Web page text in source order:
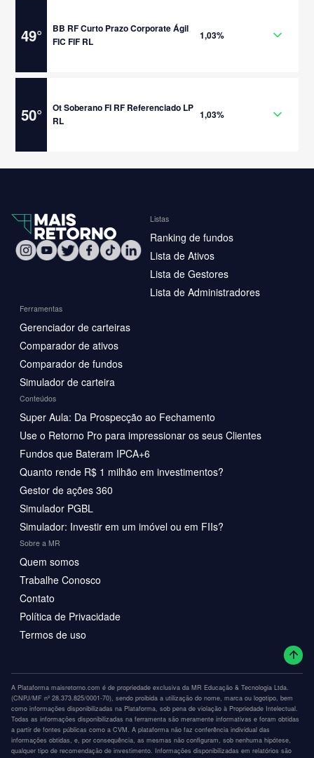
49°
BB RF Curto Prazo Corporate Ágil
FIC FIF RL
1,03%
50°
Ot Soberano FI RF Referenciado LP
RL
1,03%
Listas
Ranking de fundos
Lista de Ativos
Lista de Gestores
Lista de Administradores
Ferramentas
Gerenciador de carteiras
Comparador de ativos
Comparador de fundos
Simulador de carteira
Conteúdos
Super Aula: Da Prospecção ao Fechamento
Use o Retorno Pro para impressionar os seus Clientes
Fundos que Bateram IPCA+6
Quanto rende R$ 1 milhão em investimentos?
Gestor de ações 360
Simulador PGBL
Simulador: Investir em um imóvel ou em FIIs?
Sobre a MR
Quem somos
Trabalhe Conosco
Contato
Política de Privacidade
Termos de uso
A Plataforma maisretorno.com é de propriedade exclusiva da MR Educação & Tecnologia Ltda.
(CNPJ/MF nº 28.373.825/0001-70), sendo proibida a utilização do nome, marca ou logotipo, bem
como informações disponibilizadas na Plataforma, sob pena de violação à Propriedade Intelectual.
Todas as informações disponibilizadas na ferramenta são meramente informativas e foram obtidas
a partir de fontes públicas como a CVM. A plataforma não faz conferência individual das
informações obtidas, e, por consequência, as mesmas não configuram, sob nenhuma hipótese,
qualquer tipo de recomendação de investimento. Informações disponibilizadas em relatórios são